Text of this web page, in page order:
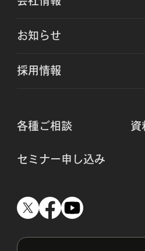
お知らせ
採用情報
各種ご相談 資
セミナー申し込み